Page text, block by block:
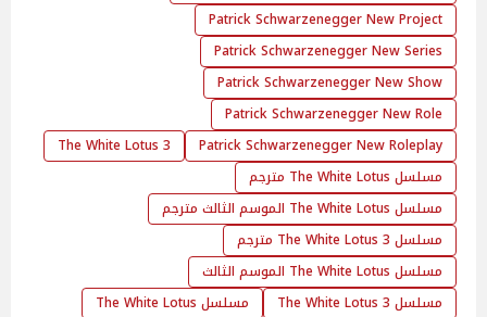
Patrick Schwarzenegger New Project
Patrick Schwarzenegger New Series
Patrick Schwarzenegger New Show
Patrick Schwarzenegger New Role
Patrick Schwarzenegger New Roleplay
3 The White Lotus
مسلسل The White Lotus مترجم
مسلسل The White Lotus الموسم الثالث مترجم
مسلسل The White Lotus 3 مترجم
مسلسل The White Lotus الموسم الثالث
مسلسل The White Lotus 3
مسلسل The White Lotus